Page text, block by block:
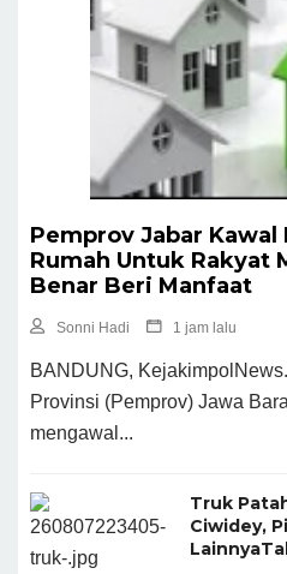
Pemprov Jabar Kawal
Rumah Untuk Rakyat
Benar Beri Manfaat
Sonni Hadi 1 jam lalu
BANDUNG,
Provinsi (Pemprov) Jawa
mengawal...
Truk
Ciwidey,